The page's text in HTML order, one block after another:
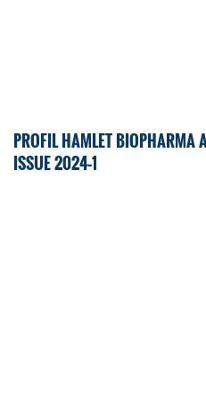
PROFIL HAMLET BIOPHARMA
ISSUE 2024-1